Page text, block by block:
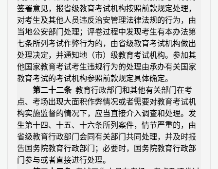
签署意见，报省级教育考试机构按照前款规定处理，
对考生及其他人员违反治安管理法律法规的行为，由
当地公安部门处理；评卷过程中发现考生有本办法第
七条所列考试作弊行为的，由省级教育考试机构做出
处理决定，并通知地（市）级教育考试机构。参加其
他国家教育考试考生违规行为的处理由承办有关国家
教育考试的考试机构参照前款规定具体确定。
第二十二条 教育行政部门和其他有关部门在考
点、考场出现大面积作弊情况或者需要对教育考试机
构实施监督的情况下，应当直接介入调查和处理。发
生第十四、十五、十六条所列案件，情节严重的，由
省级教育行政部门会同有关部门共同处理，并及时报
告国务院教育行政部门；必要时，国务院教育行政部
门参与或者直接进行处理。